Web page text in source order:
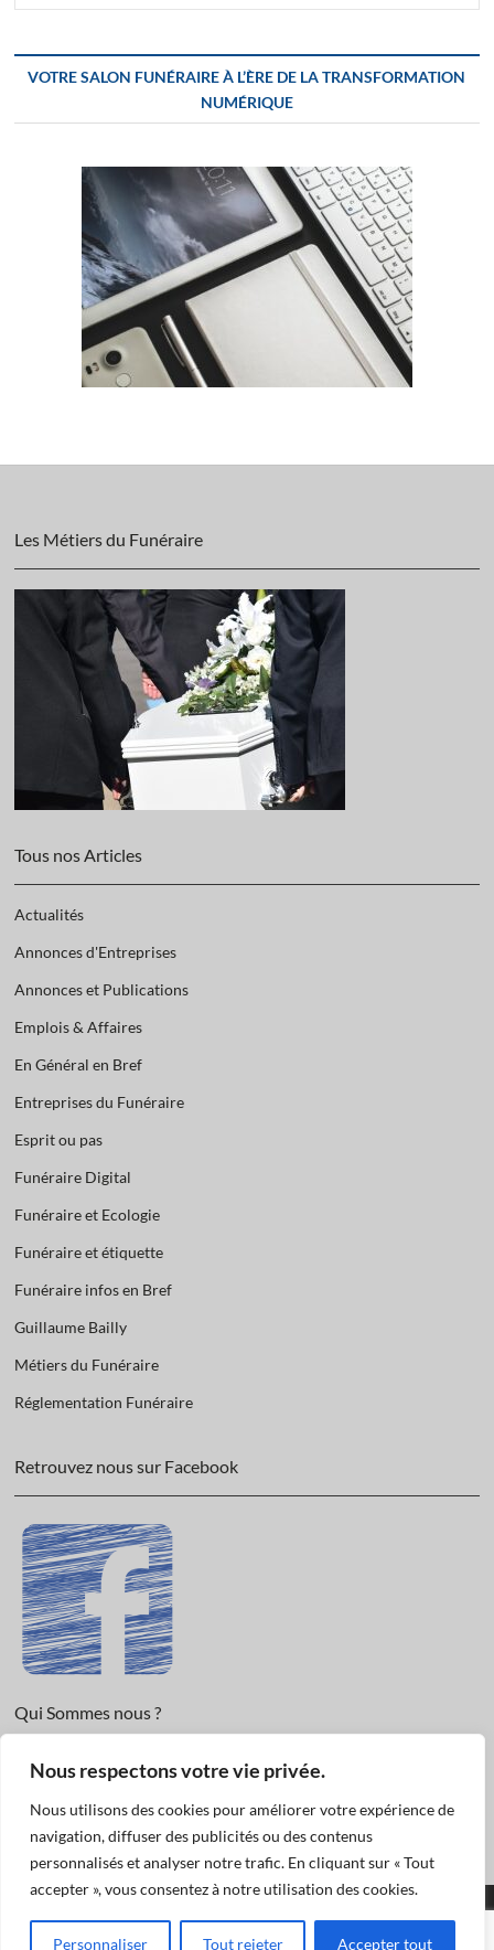
Nous respectons votre vie privée.
Nous utilisons des cookies pour améliorer votre expérience de
navigation, diffuser des publicités ou des contenus
personnalisés et analyser notre trafic. En cliquant sur « Tout
accepter », vous consentez à notre utilisation des cookies.
Personnaliser Tout rejeter Accepter tout
VOTRE SALON FUNÉRAIRE À L’ÈRE DE LA TRANSFORMATION
NUMÉRIQUE
Les Métiers du Funéraire
Tous nos Articles
Actualités
Annonces d'Entreprises
Annonces et Publications
Emplois & Affaires
En Général en Bref
Entreprises du Funéraire
Esprit ou pas
Funéraire Digital
Funéraire et Ecologie
Funéraire et étiquette
Funéraire infos en Bref
Guillaume Bailly
Métiers du Funéraire
Réglementation Funéraire
Retrouvez nous sur Facebook
Qui Sommes nous ?
Informations légales et Protection des données.
Nous Contacter